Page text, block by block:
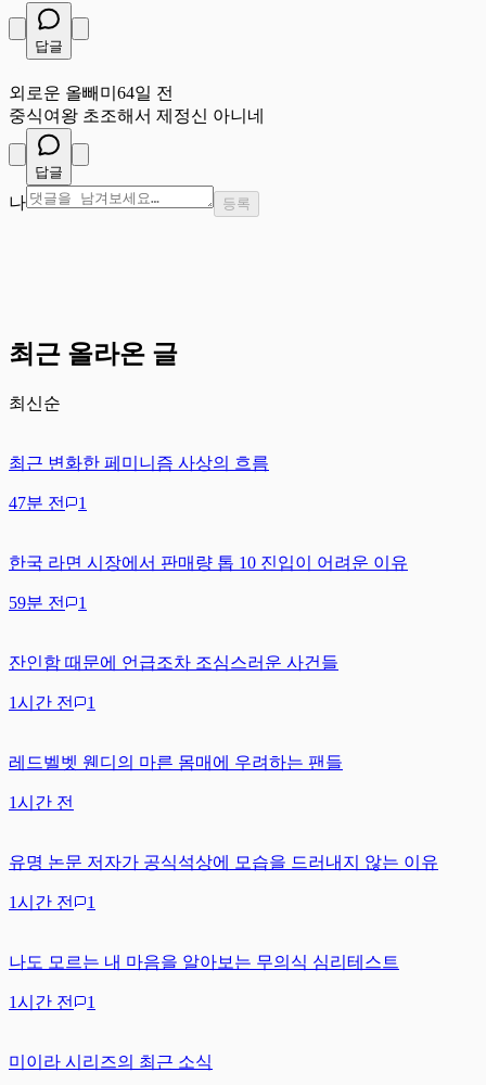
답글
외로운 올빼미 64일 전
중식여왕 초조해서 제정신 아니네
답글
나 등록
최근 올라온 글
최신순
최근 변화한 페미니즘 사상의 흐름
47분 전 1
한국 라면 시장에서 판매량 톱 10 진입이 어려운 이유
59분 전 1
잔인함 때문에 언급조차 조심스러운 사건들
1시간 전 1
레드벨벳 웬디의 마른 몸매에 우려하는 팬들
1시간 전
유명 논문 저자가 공식석상에 모습을 드러내지 않는 이유
1시간 전 1
나도 모르는 내 마음을 알아보는 무의식 심리테스트
1시간 전 1
미이라 시리즈의 최근 소식